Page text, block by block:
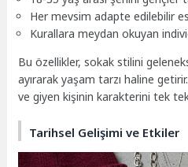
Her mevsim adapte edilebilir
Kurallara meydan okuyan
Bu özellikler, sokak stilini
ayırarak yaşam tarzı haline
ve giyen kişinin karakterini tek
Tarihsel Gelişimi ve Etkiler